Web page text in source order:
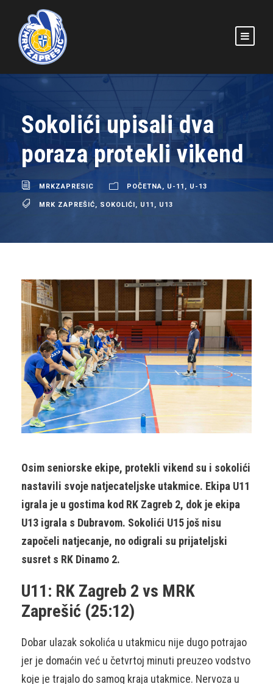
Sokolići upisali dva
poraza protekli vikend
MRKZAPRESIC POČETNA U-11 U-13
MRK ZAPREŠIĆ SOKOLIĆI U11 U13
Osim seniorske ekipe, protekli vikend su i sokolići
nastavili svoje natjecateljske utakmice. Ekipa U11
igrala je u gostima kod RK Zagreb 2, dok je ekipa
U13 igrala s Dubravom. Sokolići U15 još nisu
započeli natjecanje, no odigrali su prijateljski
susret s RK Dinamo 2.
U11: RK Zagreb 2 vs MRK
Zaprešić (25:12)
Dobar ulazak sokolića u utakmicu nije dugo potrajao
jer je domaćin već u četvrtoj minuti preuzeo vodstvo
koje je trajalo do samog kraja utakmice. Nervoza u